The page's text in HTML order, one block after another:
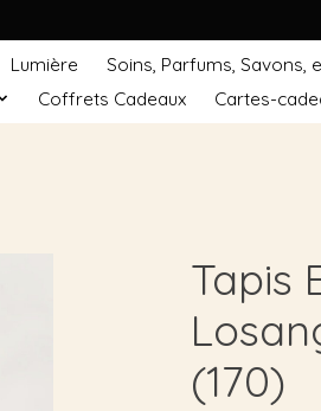
Lumière Soins, Parfums, Savons,
Coffrets Cadeaux Cartes-
Tapis
(170)